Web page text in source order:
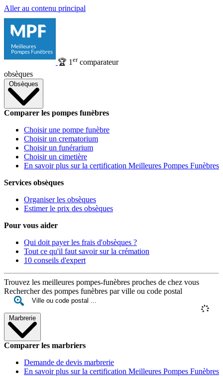
Aller au contenu principal
🏆 1 ercomparateur
obsèques
Obsèques
Comparer les pompes funèbres
Choisir une pompe funèbre
Choisir un crematorium
Choisir un funérarium
Choisir un cimetière
En savoir plus sur la certification Meilleures Pompes Funèbres
Services obsèques
Organiser les obsèques
Estimer le prix des obsèques
Pour vous aider
Qui doit payer les frais d'obsèques ?
Tout ce qu'il faut savoir sur la crémation
10 conseils d'expert
Trouvez les meilleures pompes-funèbres proches de chez vous
Rechercher des pompes funèbres par ville ou code postal
Marbrerie
Comparer les marbriers
Demande de devis marbrerie
En savoir plus sur la certification Meilleures Pompes Funèbres